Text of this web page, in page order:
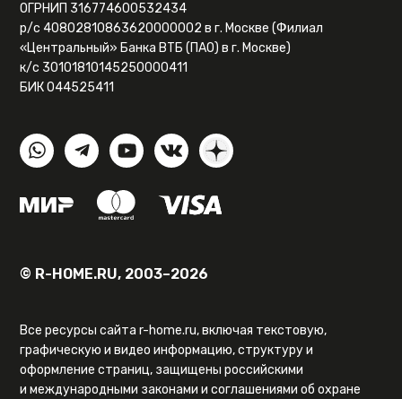
ОГРНИП 316774600532434
р/с 40802810863620000002 в г. Москве (Филиал
«Центральный» Банка ВТБ (ПАО) в г. Москве)
к/с 30101810145250000411
БИК 044525411
© R-HOME.RU, 2003–2026
Все ресурсы сайта r-home.ru, включая текстовую,
графическую и видео информацию, структуру и
оформление страниц, защищены российскими
и международными законами и соглашениями об охране